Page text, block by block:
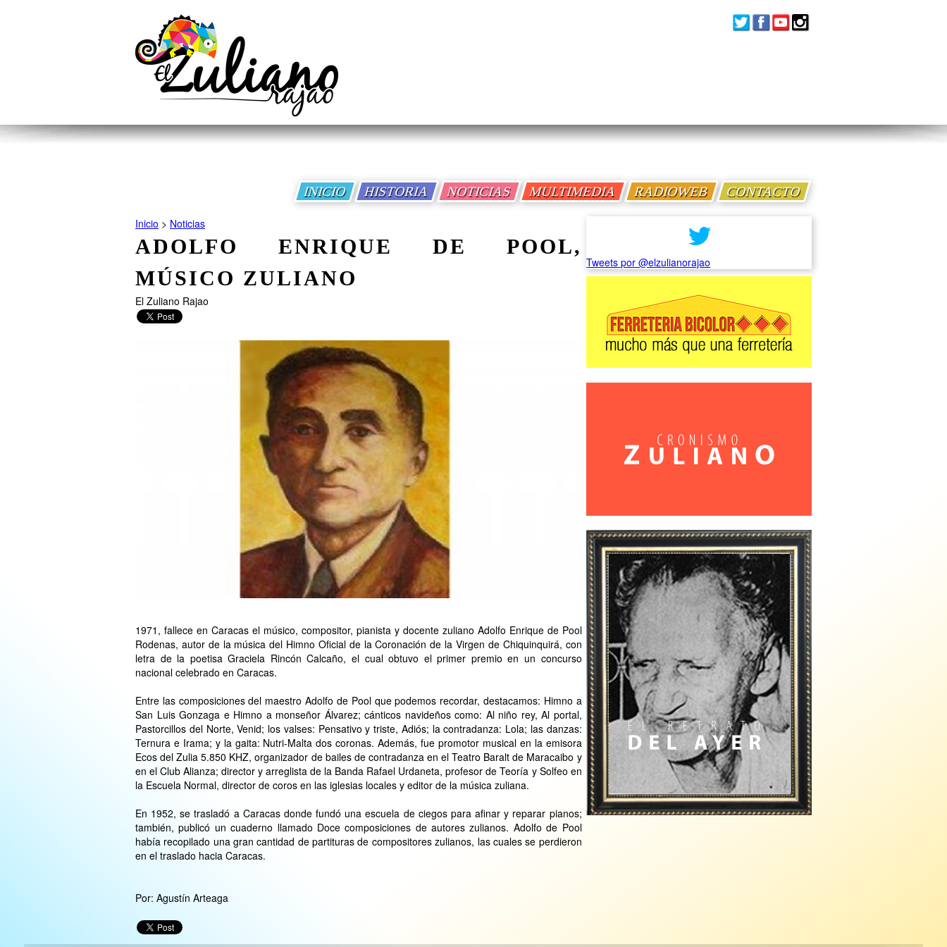
INICIO HISTORIA NOTICIAS MULTIMEDIA RADIOWEB CONTACTO
Inicio > Noticias
ADOLFO ENRIQUE DE POOL,
MÚSICO ZULIANO
El Zuliano Rajao
1971, fallece en Caracas el músico, compositor, pianista y docente zuliano Adolfo Enrique de Pool
Rodenas, autor de la música del Himno Oficial de la Coronación de la Virgen de Chiquinquirá, con
letra de la poetisa Graciela Rincón Calcaño, el cual obtuvo el primer premio en un concurso
nacional celebrado en Caracas.
Entre las composiciones del maestro Adolfo de Pool que podemos recordar, destacamos: Himno a
San Luis Gonzaga e Himno a monseñor Álvarez; cánticos navideños como: Al niño rey, Al portal,
Pastorcillos del Norte, Venid; los valses: Pensativo y triste, Adiós; la contradanza: Lola; las danzas:
Ternura e Irama; y la gaita: Nutri-Malta dos coronas. Además, fue promotor musical en la emisora
Ecos del Zulia 5.850 KHZ, organizador de bailes de contradanza en el Teatro Baralt de Maracaibo y
en el Club Alianza; director y arreglista de la Banda Rafael Urdaneta, profesor de Teoría y Solfeo en
la Escuela Normal, director de coros en las iglesias locales y editor de la música zuliana.
En 1952, se trasladó a Caracas donde fundó una escuela de ciegos para afinar y reparar pianos;
también, publicó un cuaderno llamado Doce composiciones de autores zulianos. Adolfo de Pool
había recopilado una gran cantidad de partituras de compositores zulianos, las cuales se perdieron
en el traslado hacia Caracas.
Por: Agustín Arteaga
Tweets por @elzulianorajao